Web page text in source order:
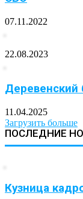
07.11.2022
22.08.2023
Деревенский
11.04.2025
Загрузить больше
ПОСЛЕДНИЕ
Кузница